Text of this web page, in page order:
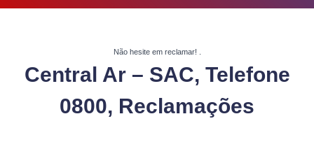
Não hesite em reclamar!
Central Ar – SAC, Telefone
0800, Reclamações